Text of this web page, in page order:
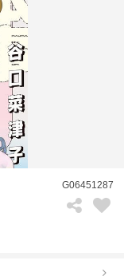
G06451287